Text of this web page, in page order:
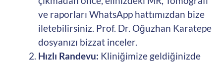
ve raporları WhatsApp hattımızdan bize
iletebilirsiniz. Prof. Dr. Oğuzhan Karatepe
dosyanızı bizzat inceler.
Hızlı Randevu: Kliniğimize geldiğinizde